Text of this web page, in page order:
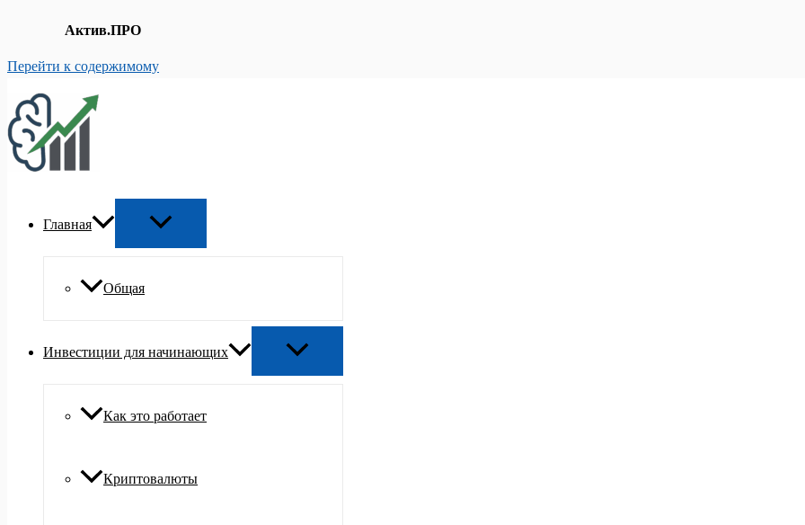
Актив.ПРО
Перейти к содержимому
Главная
Общая
Инвестиции для начинающих
Как это работает
Криптовалюты